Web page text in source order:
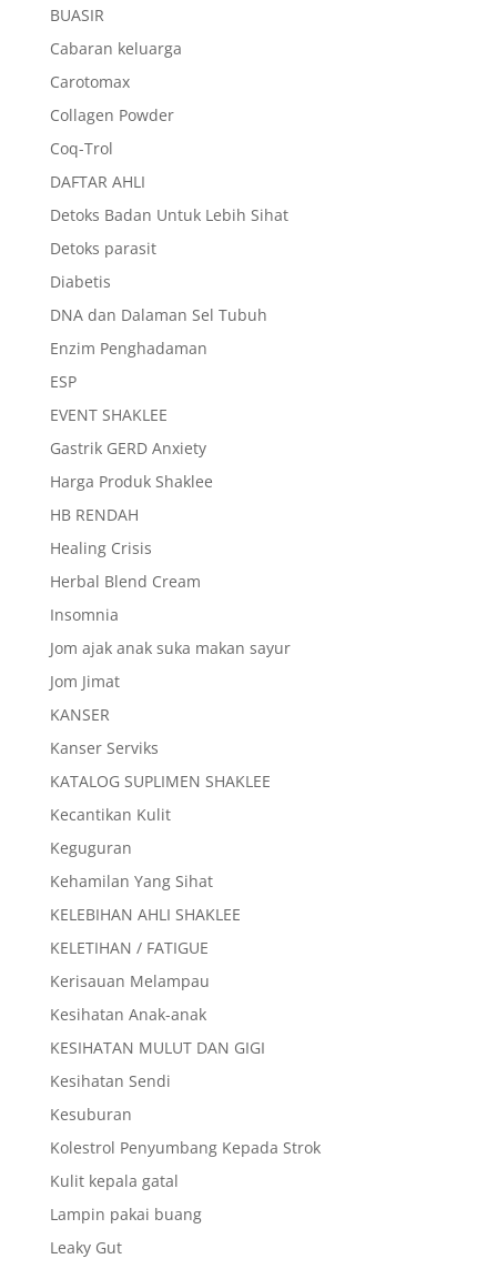
BUASIR
Cabaran keluarga
Carotomax
Collagen Powder
Coq-Trol
DAFTAR AHLI
Detoks Badan Untuk Lebih Sihat
Detoks parasit
Diabetis
DNA dan Dalaman Sel Tubuh
Enzim Penghadaman
ESP
EVENT SHAKLEE
Gastrik GERD Anxiety
Harga Produk Shaklee
HB RENDAH
Healing Crisis
Herbal Blend Cream
Insomnia
Jom ajak anak suka makan sayur
Jom Jimat
KANSER
Kanser Serviks
KATALOG SUPLIMEN SHAKLEE
Kecantikan Kulit
Keguguran
Kehamilan Yang Sihat
KELEBIHAN AHLI SHAKLEE
KELETIHAN / FATIGUE
Kerisauan Melampau
Kesihatan Anak-anak
KESIHATAN MULUT DAN GIGI
Kesihatan Sendi
Kesuburan
Kolestrol Penyumbang Kepada Strok
Kulit kepala gatal
Lampin pakai buang
Leaky Gut